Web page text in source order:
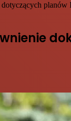
planów